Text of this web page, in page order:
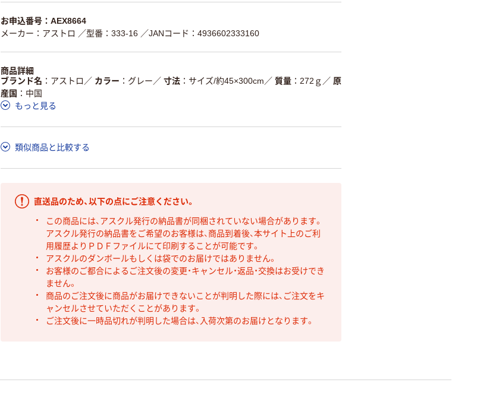
お申込番号：AEX8664
メーカー：アストロ ／型番：333-16 ／JANコード：4936602333160
商品詳細
ブランド名
アストロ ／ カラー グレー ／ 寸法 サイズ/約45×300cm ／ 質量 272ｇ ／ 原
産国
中国
もっと見る
類似商品と比較する
直送品のため、以下の点にご注意ください。
この商品には、アスクル発行の納品書が同梱されていない場合があります。
アスクル発行の納品書をご希望のお客様は、商品到着後、本サイト上のご利
用履歴よりＰＤＦファイルにて印刷することが可能です。
アスクルのダンボールもしくは袋でのお届けではありません。
お客様のご都合によるご注文後の変更・キャンセル・返品・交換はお受けでき
ません。
商品のご注文後に商品がお届けできないことが判明した際には、ご注文をキ
ャンセルさせていただくことがあります。
ご注文後に一時品切れが判明した場合は、入荷次第のお届けとなります。